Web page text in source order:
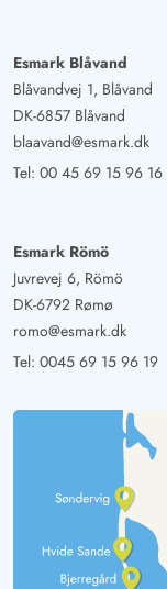
Esmark Blåvand
Blåvandvej 1, Blåvand
DK-6857 Blåvand
blaavand@esmark.dk
Tel: 00 45 69 15 96 16
Esmark Römö
Juvrevej 6, Römö
DK-6792 Rømø
romo@esmark.dk
Tel: 0045 69 15 96 19